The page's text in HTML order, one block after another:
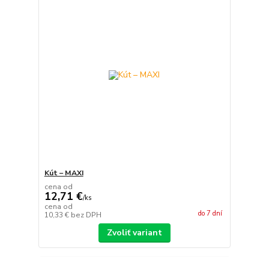
Kút – MAXI
cena od
12,71 €/ks
cena od
10,33 € bez DPH do 7 dní
Zvoliť variant